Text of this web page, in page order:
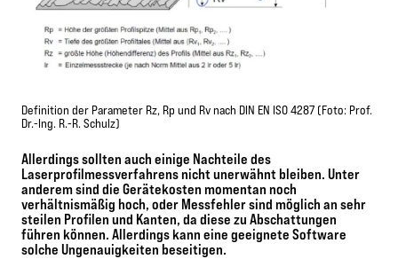
Definition der Parameter Rz, Rp und Rv nach DIN EN ISO 4287 (Foto: Prof.
Dr.-Ing. R.-R. Schulz)
Allerdings sollten auch einige Nachteile des
Laserprofilmessverfahrens nicht unerwähnt bleiben. Unter
anderem sind die Gerätekosten momentan noch
verhältnismäßig hoch, oder Messfehler sind möglich an sehr
steilen Profilen und Kanten, da diese zu Abschattungen
führen können. Allerdings kann eine geeignete Software
solche Ungenauigkeiten beseitigen.